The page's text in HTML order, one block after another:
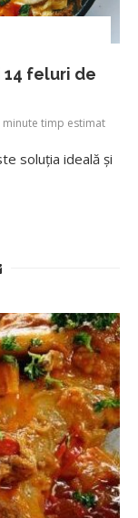
feluri de
minute timp estimat
soluția ideală și